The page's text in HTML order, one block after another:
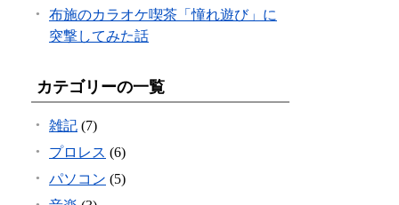
布施のカラオケ喫茶「憧れ遊び」に
突撃してみた話
カテゴリーの一覧
雑記 (7)
プロレス (6)
パソコン (5)